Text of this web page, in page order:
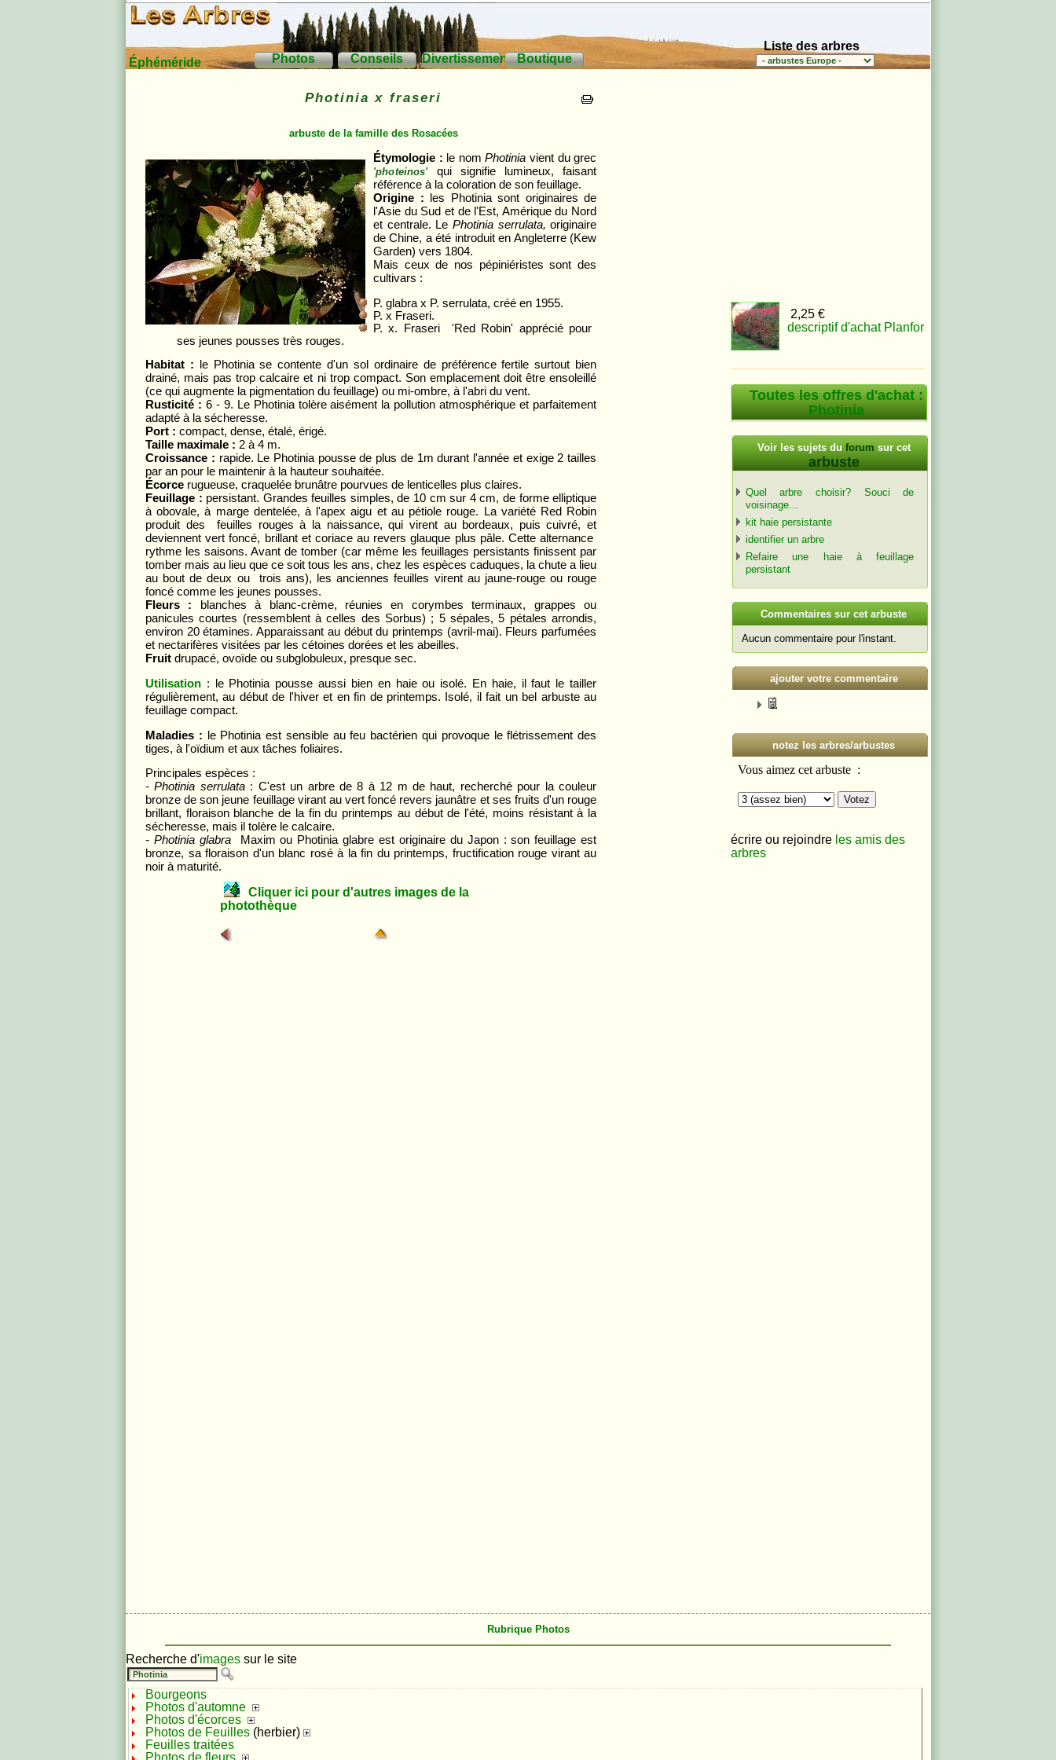
Éphéméride Photos Conseils DivertissementsBoutique
Liste des arbres
Photinia x fraseri
arbuste de la famille des Rosacées
Étymologie : le nomPhotinia vient du grec
'photeinos'qui signifie lumineux, faisant
référence à la coloration de son feuillage.
Origine : les Photinia sont originaires de
l'Asie du Sud et de l'Est, Amérique du Nord
et centrale. Le Photinia serrulata, originaire
de Chine, a été introduit en Angleterre (Kew
Garden) vers 1804.
Mais ceux de nos pépiniéristes sont des
cultivars :
P. glabra x P. serrulata, créé en 1955.
P. x Fraseri.
P. x. Fraseri 'Red Robin' apprécié pour
ses jeunes pousses très rouges.
Habitat : le Photinia se contente d'un sol ordinaire de préférence fertile surtout bien
drainé, mais pas trop calcaire et ni trop compact. Son emplacement doit être ensoleillé
(ce qui augmente la pigmentation du feuillage) ou mi-ombre, à l'abri du vent.
Rusticité : 6 - 9. Le Photinia tolère aisément la pollution atmosphérique et parfaitement
adapté à la sécheresse.
Port : compact, dense, étalé, érigé.
Taille maximale : 2 à 4 m.
Croissance : rapide. Le Photinia pousse de plus de 1m durant l'année et exige 2 tailles
par an pour le maintenir à la hauteur souhaitée.
Écorce rugueuse, craquelée brunâtre pourvues de lenticelles plus claires.
Feuillage : persistant. Grandes feuilles simples, de 10 cm sur 4 cm, de forme elliptique
à obovale, à marge dentelée, à l'apex aigu et au pétiole rouge. La variété Red Robin
produit des feuilles rouges à la naissance, qui virent au bordeaux, puis cuivré, et
deviennent vert foncé, brillant et coriace au revers glauque plus pâle. Cette alternance
rythme les saisons. Avant de tomber (car même les feuillages persistants finissent par
tomber mais au lieu que ce soit tous les ans, chez les espèces caduques, la chute a lieu
au bout de deux ou trois ans), les anciennes feuilles virent au jaune-rouge ou rouge
foncé comme les jeunes pousses.
Fleurs :
blanches à blanc-crème, réunies en corymbes terminaux, grappes ou
panicules courtes (ressemblent à celles des Sorbus) ; 5 sépales, 5 pétales arrondis,
environ 20 étamines. Apparaissant au début du printemps (avril-mai). Fleurs parfumées
et nectarifères visitées par les cétoines dorées et les abeilles.
Fruit drupacé, ovoïde ou subglobuleux, presque sec.
Utilisation : le Photinia pousse aussi bien en haie ou isolé. En haie, il faut le tailler
régulièrement, au début de l'hiver et en fin de printemps. Isolé, il fait un bel arbuste au
feuillage compact.
Maladies : le Photinia est sensible au feu bactérien qui provoque le flétrissement des
tiges, à l'oïdium et aux tâches foliaires.
Principales espèces :
- Photinia serrulata : C'est un arbre de 8 à 12 m de haut, recherché pour la couleur
bronze de son jeune feuillage virant au vert foncé revers jaunâtre et ses fruits d'un rouge
brillant, floraison blanche de la fin du printemps au début de l'été, moins résistant à la
sécheresse, mais il tolère le calcaire.
- Photinia glabra
Maxim ou Photinia glabre est originaire du Japon : son feuillage est
bronze, sa floraison d'un blanc rosé à la fin du printemps, fructification rouge virant au
noir à maturité.
Cliquer ici pour d'autres images de la
photothèque
2,25 €
descriptif d'achat Planfor
Toutes les offres d'achat :
Photinia
Voir les sujets du forum sur cet
arbuste
Quel arbre choisir? Souci de
voisinage...
kit haie persistante
identifier un arbre
Refaire une haie à feuillage
persistant
Commentaires sur cet arbuste
Aucun commentaire pour l'instant.
ajouter votre commentaire
notez les arbres/arbustes
écrire ou rejoindre les amis des
arbres
Rubrique Photos
Recherche d'images sur le site
Bourgeons
Photos d'automne
Photos d'écorces
Photos de Feuilles (herbier)
Feuilles traitées